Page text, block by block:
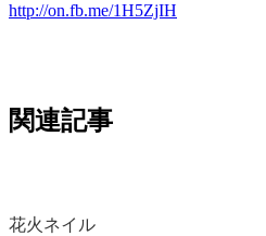
http://on.fb.me/1H5ZjIH
関連記事
花火ネイル